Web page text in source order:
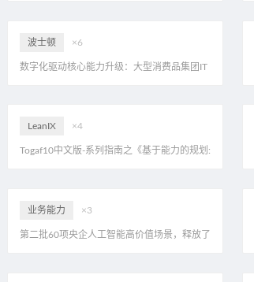
波士顿 ×6
数字化驱动核心能力升级：大型消费品集团IT
LeanIX ×4
Togaf10中文版-系列指南之《基于能力的规划:
业务能力 ×3
第二批60项央企人工智能高价值场景，释放了